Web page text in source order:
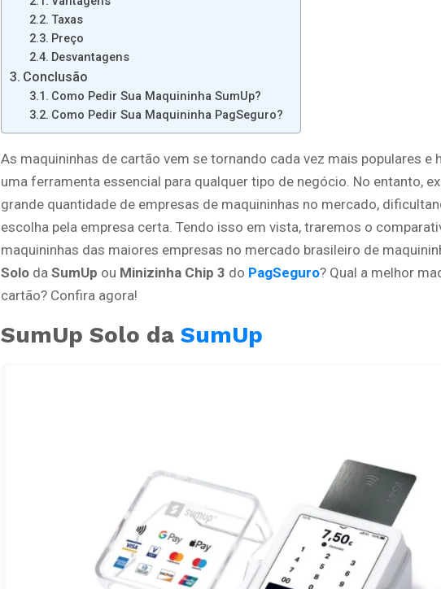
Taxas
Preço
Desvantagens
Conclusão
Como Pedir Sua Maquininha SumUp?
Como Pedir Sua Maquininha PagSeguro?
As maquininhas de cartão vem se tornando cada vez mais populares e
uma ferramenta essencial para qualquer tipo de negócio. No entanto,
grande quantidade de empresas de maquininhas no mercado,
escolha pela empresa certa. Tendo isso em vista, traremos o
maquininhas das maiores empresas no mercado brasileiro de
Solo da SumUp ou Minizinha Chip 3 do PagSeguro? Qual a melhor
cartão? Confira agora!
SumUp Solo da SumUp